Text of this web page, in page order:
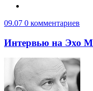
09.07 0 комментариев
Интервью на Эхо